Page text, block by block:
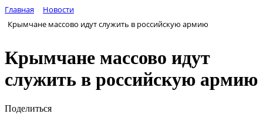
Главная
Новости
Крымчане массово идут служить в российскую армию
Крымчане массово идут
служить в российскую армию
Поделиться